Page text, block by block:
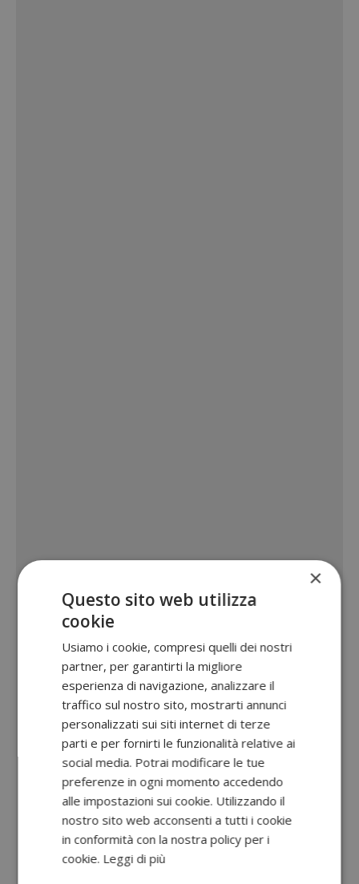
×
Questo sito web utilizza
cookie
Usiamo i cookie, compresi quelli dei nostri
partner, per garantirti la migliore
esperienza di navigazione, analizzare il
traffico sul nostro sito, mostrarti annunci
personalizzati sui siti internet di terze
parti e per fornirti le funzionalità relative ai
social media. Potrai modificare le tue
preferenze in ogni momento accedendo
alle impostazioni sui cookie. Utilizzando il
nostro sito web acconsenti a tutti i cookie
in conformità con la nostra policy per i
cookie. Leggi di più